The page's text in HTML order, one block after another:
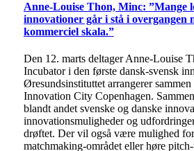
Anne-Louise Thon, Minc: ”Mange
innovationer går i stå i overgangen
kommerciel skala.”
Den 12. marts deltager Anne-Louise
Incubator i den første dansk-svensk
Øresundsinstituttet arrangerer
Innovation City Copenhagen.
blandt andet svenske og danske
innovationsmuligheder og
drøftet. Der vil også være mulighed
matchmaking-området eller høre